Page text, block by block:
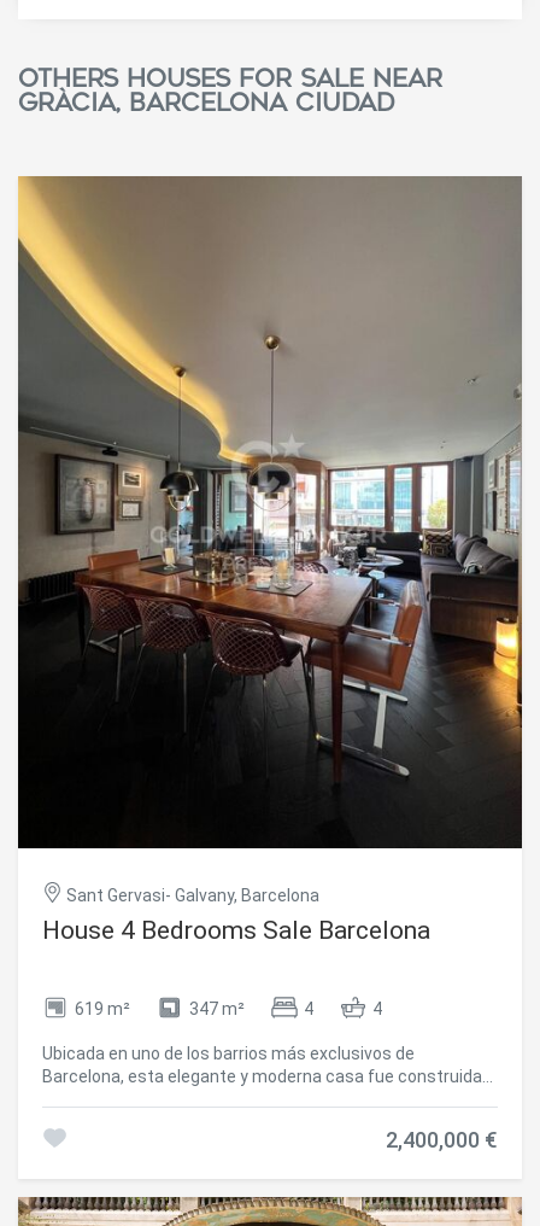
Others houses for sale near
Gràcia, Barcelona ciudad
Sant Gervasi- Galvany, Barcelona
House 4 Bedrooms Sale Barcelona
619 m² 347 m² 4 4
Ubicada en uno de los barrios más exclusivos de
Barcelona, esta elegante y moderna casa fue construida
todas comunicadas por una cómoda escalera interior y un
baño. Ideal para consulta médica, despacho de
2,400,000 €